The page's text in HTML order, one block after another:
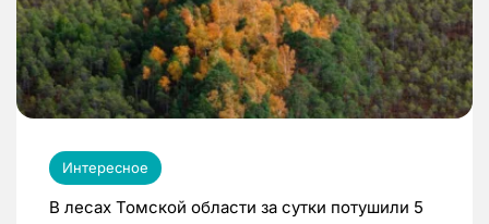
Интересное
В лесах Томской области за сутки потушили 5